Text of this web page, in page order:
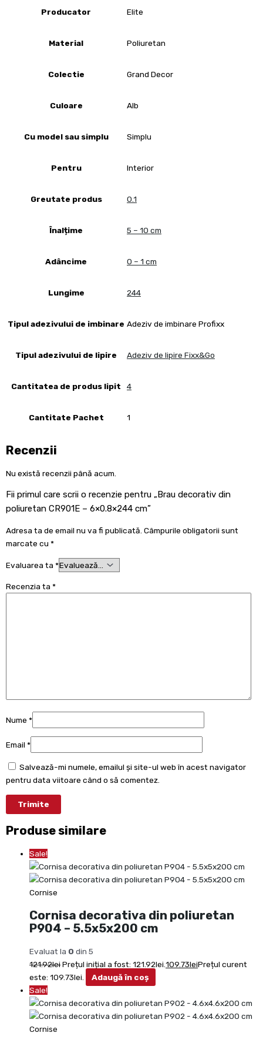
Producator Elite
Material Poliuretan
Colectie Grand Decor
Culoare Alb
Cu model sau simplu Simplu
Pentru Interior
Greutate produs 0.1
Înalțime 5 – 10 cm
Adâncime 0 – 1 cm
Lungime 244
Tipul adezivului de imbinare Adeziv de imbinare Profixx
Tipul adezivului de lipire Adeziv de lipire Fixx&Go
Cantitatea de produs lipit 4
Cantitate Pachet 1
Recenzii
Nu există recenzii până acum.
Fii primul care scrii o recenzie pentru „Brau decorativ din
poliuretan CR901E – 6×0.8×244 cm”
Adresa ta de email nu va fi publicată. Câmpurile obligatorii sunt
marcate cu *
Evaluarea ta *
Recenzia ta *
Nume *
Email *
Salvează-mi numele, emailul și site-ul web în acest navigator
pentru data viitoare când o să comentez.
Produse similare
Sale!
Cornise
Cornisa decorativa din poliuretan
P904 – 5.5x5x200 cm
Evaluat la 0 din 5
121.92leiPrețul inițial a fost: 121.92lei. 109.73leiPrețul curent
este: 109.73lei.
Adaugă în coș
Sale!
Cornise